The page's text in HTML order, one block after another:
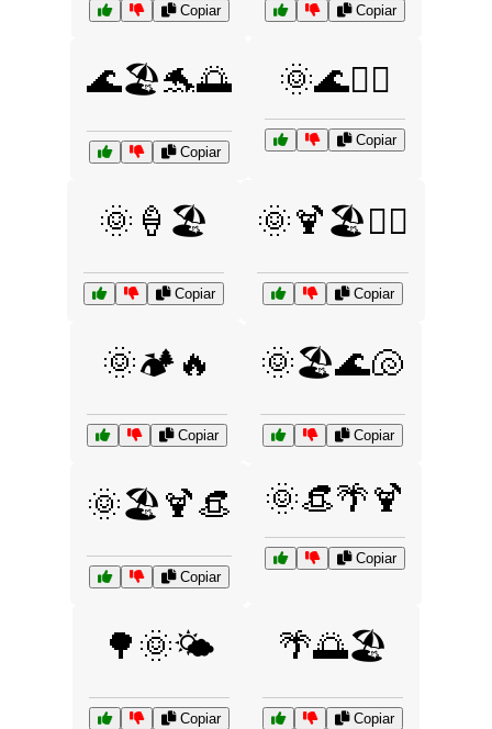
Copiar Copiar
🌊🏖️🐬🌅
Copiar
🌞🌊🚴‍♂️
Copiar
🌞🍦🏖️
Copiar
🌞🍹🏖️🏄‍♀️
Copiar
🌞🏕️🔥
Copiar
🌞🏖️🌊🐚
Copiar
🌞🏖️🍹👒
Copiar
🌞👒🌴🍹
Copiar
🌳🌞🌤️
Copiar
🌴🌅🏖️
Copiar